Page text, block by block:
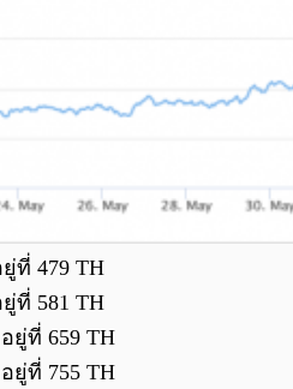
ที่ 479 TH
ที่ 581 TH
ยู่ที่ 659 TH
ยู่ที่ 755 TH